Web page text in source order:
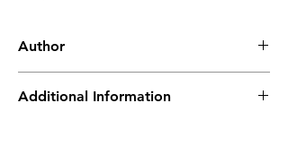
Author
Additional Information